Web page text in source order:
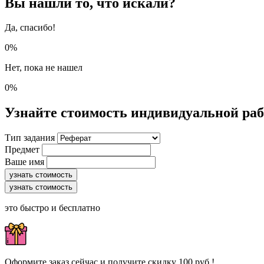
Да, спасибо!
0%
Нет, пока не нашел
0%
Узнайте стоимость индивидуальной
Тип задания
Предмет
Ваше имя
узнать стоимость
узнать стоимость
это быстро и бесплатно